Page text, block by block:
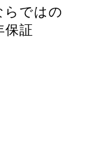
ではの
保証